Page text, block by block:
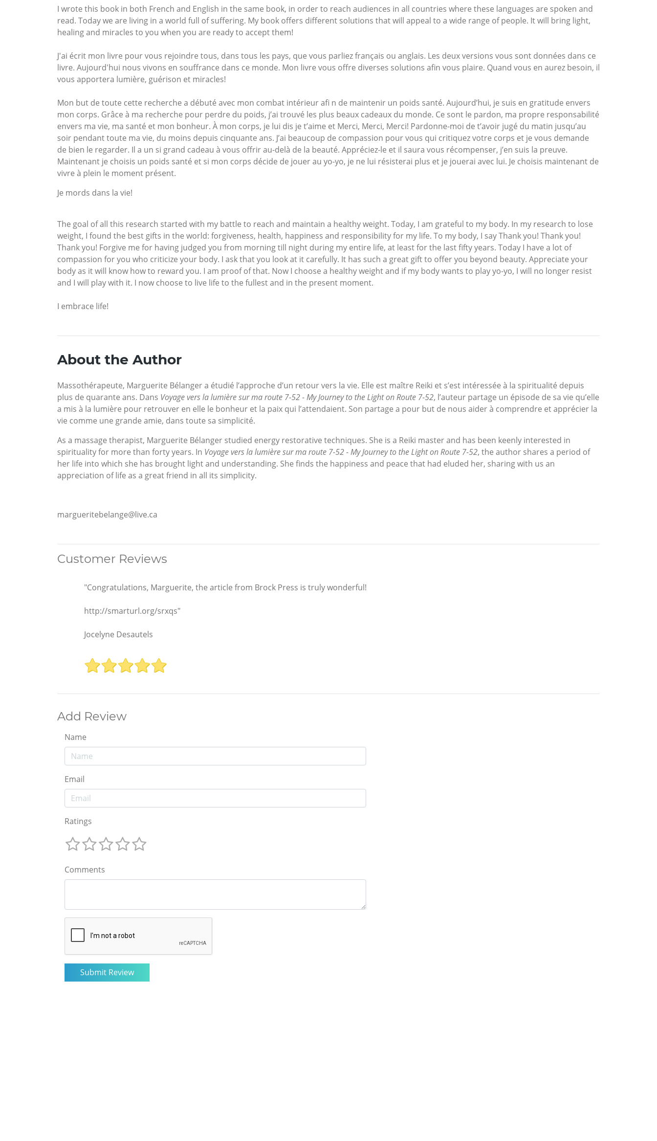
I wrote this book in both French and English in the same book, in order to reach audiences in all countries where these languages are spoken and
read. Today we are living in a world full of suffering. My book offers different solutions that will appeal to a wide range of people. It will bring light,
healing and miracles to you when you are ready to accept them!
J'ai écrit mon livre pour vous rejoindre tous, dans tous les pays, que vous parliez français ou anglais. Les deux versions vous sont données dans ce
livre. Aujourd'hui nous vivons en souffrance dans ce monde. Mon livre vous offre diverses solutions afin vous plaire. Quand vous en aurez besoin, il
vous apportera lumière, guérison et miracles!
Mon but de toute cette recherche a débuté avec mon combat intérieur afi n de maintenir un poids santé. Aujourd’hui, je suis en gratitude envers
mon corps. Grâce à ma recherche pour perdre du poids, j’ai trouvé les plus beaux cadeaux du monde. Ce sont le pardon, ma propre responsabilité
envers ma vie, ma santé et mon bonheur. À mon corps, je lui dis je t’aime et Merci, Merci, Merci! Pardonne-moi de t’avoir jugé du matin jusqu’au
soir pendant toute ma vie, du moins depuis cinquante ans. J’ai beaucoup de compassion pour vous qui critiquez votre corps et je vous demande
de bien le regarder. Il a un si grand cadeau à vous offrir au-delà de la beauté. Appréciez-le et il saura vous récompenser, j’en suis la preuve.
Maintenant je choisis un poids santé et si mon corps décide de jouer au yo-yo, je ne lui résisterai plus et je jouerai avec lui. Je choisis maintenant de
vivre à plein le moment présent.
Je mords dans la vie!
The goal of all this research started with my battle to reach and maintain a healthy weight. Today, I am grateful to my body. In my research to lose
weight, I found the best gifts in the world: forgiveness, health, happiness and responsibility for my life. To my body, I say Thank you! Thank you!
Thank you! Forgive me for having judged you from morning till night during my entire life, at least for the last fifty years. Today I have a lot of
compassion for you who criticize your body. I ask that you look at it carefully. It has such a great gift to offer you beyond beauty. Appreciate your
body as it will know how to reward you. I am proof of that. Now I choose a healthy weight and if my body wants to play yo-yo, I will no longer resist
and I will play with it. I now choose to live life to the fullest and in the present moment.
I embrace life!
About the Author
Massothérapeute, Marguerite Bélanger a étudié l’approche d’un retour vers la vie. Elle est maître Reiki et s’est intéressée à la spiritualité depuis
plus de quarante ans. Dans Voyage vers la lumière sur ma route 7-52 - My Journey to the Light on Route 7-52, l’auteur partage un épisode de sa vie qu’elle
a mis à la lumière pour retrouver en elle le bonheur et la paix qui l’attendaient. Son partage a pour but de nous aider à comprendre et apprécier la
vie comme une grande amie, dans toute sa simplicité.
As a massage therapist, Marguerite Bélanger studied energy restorative techniques. She is a Reiki master and has been keenly interested in
spirituality for more than forty years. In Voyage vers la lumière sur ma route 7-52 - My Journey to the Light on Route 7-52, the author shares a period of
her life into which she has brought light and understanding. She finds the happiness and peace that had eluded her, sharing with us an
appreciation of life as a great friend in all its simplicity.
margueritebelange@live.ca
Customer Reviews
"Congratulations, Marguerite, the article from Brock Press is truly wonderful!
http://smarturl.org/srxqs"
Jocelyne Desautels
Add Review
Name
Email
Ratings
Comments